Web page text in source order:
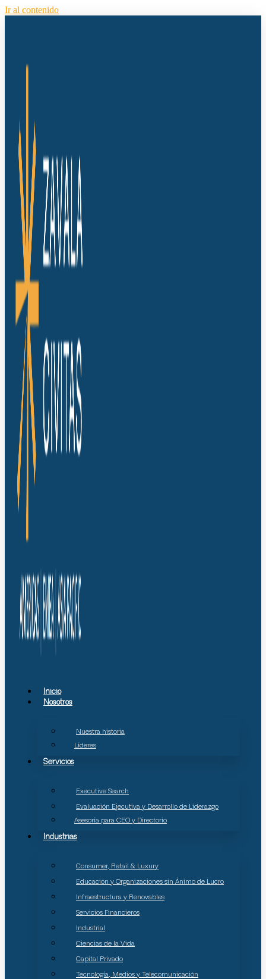
Ir al contenido
Inicio
Nosotros
Nuestra historia
Líderes
Servicios
Executive Search
Evaluación Ejecutiva y Desarrollo de Liderazgo
Asesoría para CEO y Directorio
Industrias
Consumer, Retail & Luxury
Educación y Organizaciones sin Ánimo de Lucro
Infraestructura y Renovables
Servicios Financieros
Industrial
Ciencias de la Vida
Capital Privado
Tecnología, Medios y Telecomunicación